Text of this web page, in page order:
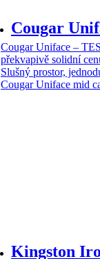
Cougar
Cougar Uniface –
překvapivě solidní
Slušný prostor,
Cougar Uniface mid
Kingston